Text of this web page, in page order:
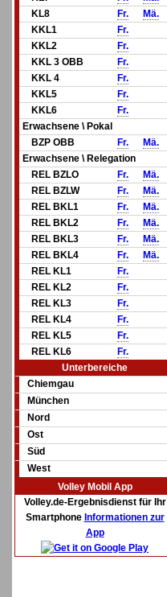
KL8
Fr.
Mä.
KKL1
Fr.
KKL2
Fr.
KKL 3 OBB
Fr.
KKL 4
Fr.
KKL5
Fr.
KKL6
Fr.
Erwachsene \ Pokal
BZP OBB
Fr.
Mä.
Erwachsene \ Relegation
REL BZLO
Fr.
Mä.
REL BZLW
Fr.
Mä.
REL BKL1
Fr.
Mä.
REL BKL2
Fr.
Mä.
REL BKL3
Fr.
Mä.
REL BKL4
Fr.
Mä.
REL KL1
Fr.
REL KL2
Fr.
REL KL3
Fr.
REL KL4
Fr.
REL KL5
Fr.
REL KL6
Fr.
Unterbereiche
Chiemgau
München
Nord
Ost
Süd
West
Volley Mobil App
Volley.de-Ergebnisdienst für Ihr
Smartphone Informationen zur
App